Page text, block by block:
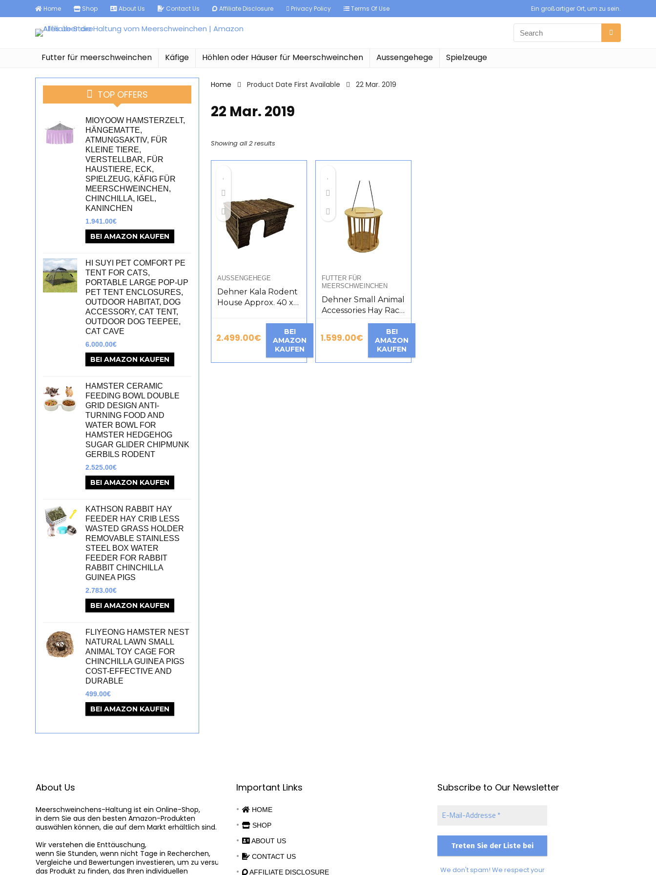
Home Shop About Us Contact Us Affiliate Disclosure Privacy Policy Terms Of Use Ein großartiger Ort, um zu sein.
Futter für meerschweinchen Käfige Höhlen oder Häuser für Meerschweinchen Aussengehege Spielzeuge
TOP OFFERS
MIOYOOW HAMSTERZELT,
HÄNGEMATTE,
ATMUNGSAKTIV, FÜR
KLEINE TIERE,
VERSTELLBAR, FÜR
HAUSTIERE, ECK,
SPIELZEUG, KÄFIG FÜR
MEERSCHWEINCHEN,
CHINCHILLA, IGEL,
KANINCHEN
1.941.00€
BEI AMAZON KAUFEN
HI SUYI PET COMFORT PE
TENT FOR CATS,
PORTABLE LARGE POP-UP
PET TENT ENCLOSURES,
OUTDOOR HABITAT, DOG
ACCESSORY, CAT TENT,
OUTDOOR DOG TEEPEE,
CAT CAVE
6.000.00€
BEI AMAZON KAUFEN
HAMSTER CERAMIC
FEEDING BOWL DOUBLE
GRID DESIGN ANTI-
TURNING FOOD AND
WATER BOWL FOR
HAMSTER HEDGEHOG
SUGAR GLIDER CHIPMUNK
GERBILS RODENT
2.525.00€
BEI AMAZON KAUFEN
KATHSON RABBIT HAY
FEEDER HAY CRIB LESS
WASTED GRASS HOLDER
REMOVABLE STAINLESS
STEEL BOX WATER
FEEDER FOR RABBIT
RABBIT CHINCHILLA
GUINEA PIGS
2.783.00€
BEI AMAZON KAUFEN
FLIYEONG HAMSTER NEST
NATURAL LAWN SMALL
ANIMAL TOY CAGE FOR
CHINCHILLA GUINEA PIGS
COST-EFFECTIVE AND
DURABLE
499.00€
BEI AMAZON KAUFEN
Home Product Date First Available 22 Mar. 2019
22 Mar. 2019
Showing all 2 results
AUSSENGEHEGE
Dehner Kala Rodent
House Approx. 40 x
2.499.00€
BEI
AMAZON
KAUFEN
FUTTER FÜR
MEERSCHWEINCHEN
Dehner Small Animal
Accessories Hay Rack
Natural Diameter 23
cm Height 23 cm
Wood Natural
1.599.00€
BEI
AMAZON
KAUFEN
About Us
Meerschweinchens-Haltung ist ein Online-Shop,
in dem Sie aus den besten Amazon-Produkten
auswählen können, die auf dem Markt erhältlich sind.
Wir verstehen die Enttäuschung,
wenn Sie Stunden, wenn nicht Tage in Recherchen,
Vergleiche und Bewertungen investieren, um zu versuchen,
das Produkt zu finden, das Ihren individuellen
Important Links
HOME
SHOP
ABOUT US
CONTACT US
AFFILIATE DISCLOSURE
Subscribe to Our Newsletter
Mail-
*
We don't spam! We respect your